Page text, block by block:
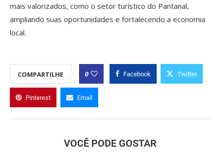
mais valorizados, como o setor turístico do Pantanal,
ampliando suas oportunidades e fortalecendo a economia
local.
COMPARTILHE 0 Facebook Twitter
Pinterest Email
VOCÊ PODE GOSTAR